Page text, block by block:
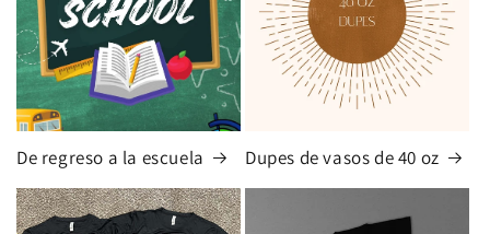
De regreso a la escuela Dupes de vasos de 40 oz